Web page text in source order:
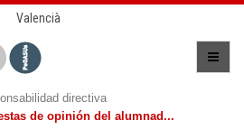
Valencià
directiva
de opinión del alumnad...